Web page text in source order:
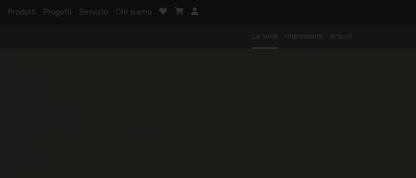
Prodotti Progetti Servizio Chi siamo
La serie Impressioni Articoli